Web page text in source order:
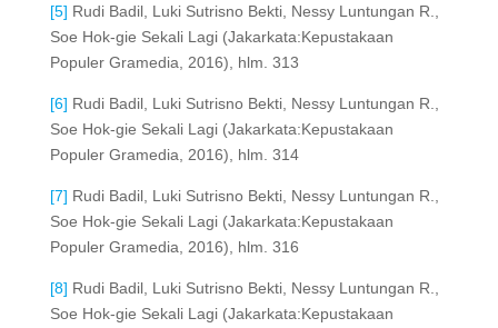
[5] Rudi Badil, Luki Sutrisno Bekti, Nessy Luntungan R.,
Soe Hok-gie Sekali Lagi (Jakarkata:Kepustakaan
Populer Gramedia, 2016), hlm. 313
[6] Rudi Badil, Luki Sutrisno Bekti, Nessy Luntungan R.,
Soe Hok-gie Sekali Lagi (Jakarkata:Kepustakaan
Populer Gramedia, 2016), hlm. 314
[7] Rudi Badil, Luki Sutrisno Bekti, Nessy Luntungan R.,
Soe Hok-gie Sekali Lagi (Jakarkata:Kepustakaan
Populer Gramedia, 2016), hlm. 316
[8] Rudi Badil, Luki Sutrisno Bekti, Nessy Luntungan R.,
Soe Hok-gie Sekali Lagi (Jakarkata:Kepustakaan